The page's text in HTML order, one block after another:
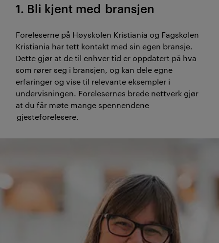
1. Bli kjent med bransjen
Foreleserne på Høyskolen Kristiania og Fagskolen
Kristiania har tett kontakt med sin egen bransje.
Dette gjør at de til enhver tid er oppdatert på hva
som rører seg i bransjen, og kan dele egne
erfaringer og vise til relevante eksempler i
undervisningen. Forelesernes brede nettverk gjør
at du får møte mange spennendene
gjesteforelesere.